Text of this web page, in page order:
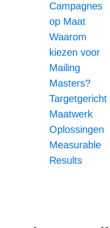
Campagnes
op Maat
Waarom
kiezen voor
Mailing
Masters?
Targetgericht
Maatwerk
Oplossingen
Measurable
Results